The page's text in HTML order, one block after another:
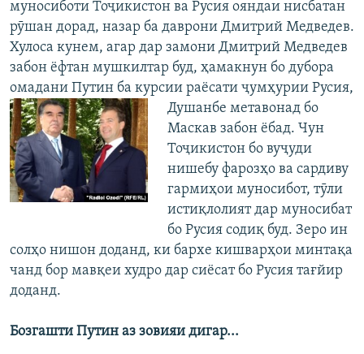
муносиботи Тоҷикистон ва Русия ояндаи нисбатан
рӯшан дорад, назар ба даврони Дмитрий Медведев.
Хулоса кунем, агар дар замони Дмитрий Медведев
забон ёфтан мушкилтар буд, ҳамакнун бо дубора
омадани Путин ба курсии раёсати ҷумҳурии Русия,
Душанбе метавонад бо
Маскав забон ёбад. Чун
Тоҷикистон бо вуҷуди
нишебу фарозҳо ва сардиву
гармиҳои муносибот, тӯли
истиқлолият дар муносибат
бо Русия содиқ буд. Зеро ин
солҳо нишон доданд, ки бархе кишварҳои минтақа
чанд бор мавқеи худро дар сиёсат бо Русия тағйир
доданд.
Бозгашти Путин аз зовияи дигар...